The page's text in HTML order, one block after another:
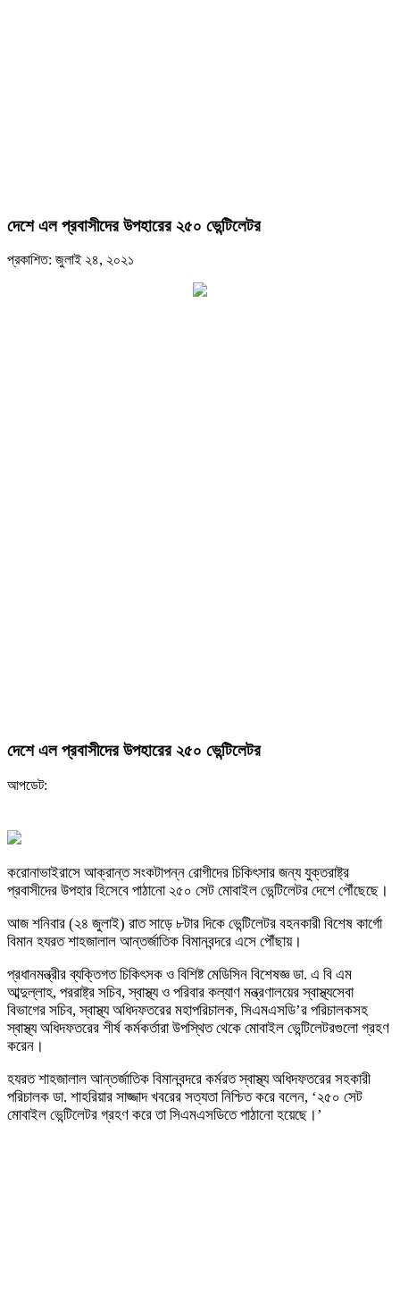
দেশে এল প্রবাসীদের উপহারের ২৫০ ভেন্টিলেটর
প্রকাশিত: জুলাই ২৪, ২০২১
দেশে এল প্রবাসীদের উপহারের ২৫০ ভেন্টিলেটর
আপডেট:
করোনাভাইরাসে আক্রান্ত সংকটাপন্ন রোগীদের চিকিৎসার জন্য যুক্তরাষ্ট্র
প্রবাসীদের উপহার হিসেবে পাঠানো ২৫০ সেট মোবাইল ভেন্টিলেটর দেশে পৌঁছেছে।
আজ শনিবার (২৪ জুলাই) রাত সাড়ে ৮টার দিকে ভেন্টিলেটর বহনকারী বিশেষ কার্গো
বিমান হযরত শাহজালাল আন্তর্জাতিক বিমানবন্দরে এসে পৌঁছায়।
প্রধানমন্ত্রীর ব্যক্তিগত চিকিৎসক ও বিশিষ্ট মেডিসিন বিশেষজ্ঞ ডা. এ বি এম
আব্দুল্লাহ, পররাষ্ট্র সচিব, স্বাস্থ্য ও পরিবার কল্যাণ মন্ত্রণালয়ের স্বাস্থ্যসেবা
বিভাগের সচিব, স্বাস্থ্য অধিদফতরের মহাপরিচালক, সিএমএসডি’র পরিচালকসহ
স্বাস্থ্য অধিদফতরের শীর্ষ কর্মকর্তারা উপস্থিত থেকে মোবাইল ভেন্টিলেটরগুলো গ্রহণ
করেন।
হযরত শাহজালাল আন্তর্জাতিক বিমানবন্দরে কর্মরত স্বাস্থ্য অধিদফতরের সহকারী
পরিচালক ডা. শাহরিয়ার সাজ্জাদ খবরের সত্যতা নিশ্চিত করে বলেন, ‘২৫০ সেট
মোবাইল ভেন্টিলেটর গ্রহণ করে তা সিএমএসডিতে পাঠানো হয়েছে।’